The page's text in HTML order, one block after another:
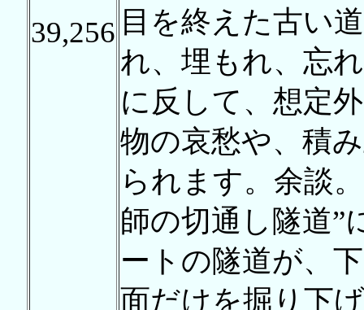
39,256 目を終えた古い
れ、埋もれ、忘
に反して、想定
物の哀愁や、積
られます。余談
師の切通し隧道”
ートの隧道が、
面だけを掘り下